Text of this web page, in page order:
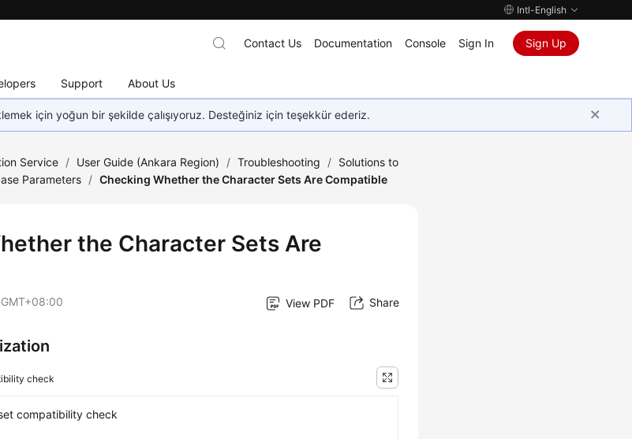
Intl-English
Support About Us
Contact Us Documentation Console Sign In Sign Up
için yoğun bir şekilde çalışıyoruz. Desteğiniz için teşekkür ederiz.
Service / User Guide (Ankara Region) / Troubleshooting / Solutions to
Parameters / Checking Whether the Character Sets Are Compatible
the Character Sets Are
View PDF Share
check
compatibility check